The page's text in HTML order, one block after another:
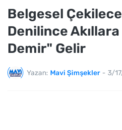
Belgesel
Denilince
Demir" Gelir
Yazan: Mavi Şimşekler - 3/